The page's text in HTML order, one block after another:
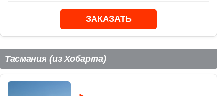
ЗАКАЗАТЬ
Тасмания (из Хобарта)